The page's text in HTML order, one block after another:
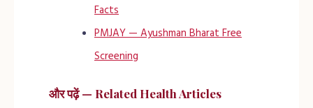
Facts
PMJAY — Ayushman Bharat Free
Screening
और पढ़ें — Related Health Articles